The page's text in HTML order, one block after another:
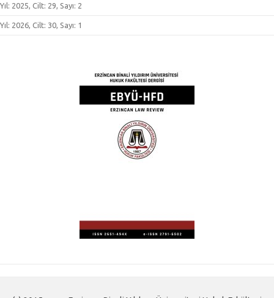
Yıl: 2025, Cilt: 29, Sayı: 2
Yıl: 2026, Cilt: 30, Sayı: 1